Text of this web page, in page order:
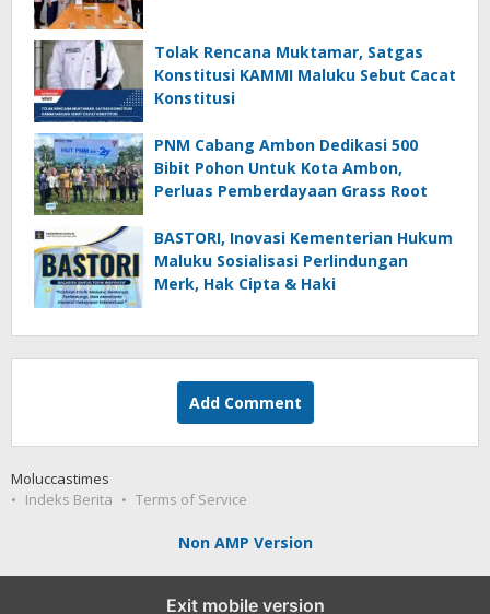
Tolak Rencana Muktamar, Satgas
Konstitusi KAMMI Maluku Sebut Cacat
Konstitusi
PNM Cabang Ambon Dedikasi 500
Bibit Pohon Untuk Kota Ambon,
Perluas Pemberdayaan Grass Root
BASTORI, Inovasi Kementerian Hukum
Maluku Sosialisasi Perlindungan
Merk, Hak Cipta & Haki
Add Comment
Moluccastimes
Indeks Berita
Terms of Service
Non AMP Version
Exit mobile version